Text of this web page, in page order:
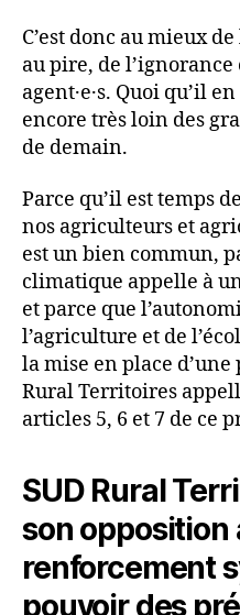
C’est donc au mieux
au pire, de
agent·e·s. Quoi qu’il
encore très loin des
de demain.
Parce qu’il est temps
nos agriculteurs et
est un bien commun,
climatique appelle à
et parce que
l’agriculture et de
la mise en place
Rural Territoires
articles 5, 6 et 7 de ce
SUD Rural
son opposition
renforcement
pouvoir des